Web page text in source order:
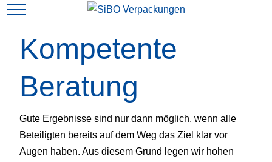
Mobile Menu Toggle
Kompetente
Beratung
Gute Ergebnisse sind nur dann möglich, wenn alle
Beteiligten bereits auf dem Weg das Ziel klar vor
Augen haben. Aus diesem Grund legen wir hohen